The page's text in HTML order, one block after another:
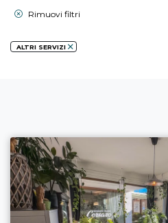
Rimuovi filtri
ALTRI SERVIZI